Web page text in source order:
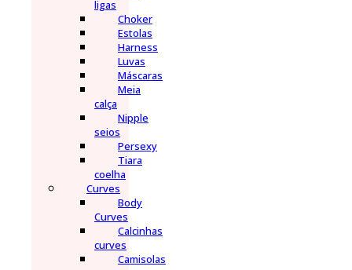
ligas
Choker
Estolas
Harness
Luvas
Máscaras
Meia
calça
Nipple
seios
Persexy
Tiara
coelha
Curves
Body
Curves
Calcinhas
curves
Camisolas